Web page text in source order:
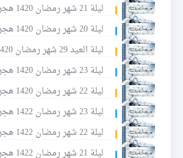
ليلة 21 شهر رمضان 1420 هجرية (ليلة القدر)
ليلة 20 شهر رمضان 1420 هجرية
ليلة العيد 29 شهر رمضان 1420 هجرية
ليلة 23 شهر رمضان 1420 هجرية (ليلة القدر)
ليلة 22 شهر رمضان 1420 هجرية
ليلة 23 شهر رمضان 1422 هجرية (ليلة القدر)
ليلة 22 شهر رمضان 1422 هجرية
ليلة 21 شهر رمضان 1422 هجرية (ليلة القدر)